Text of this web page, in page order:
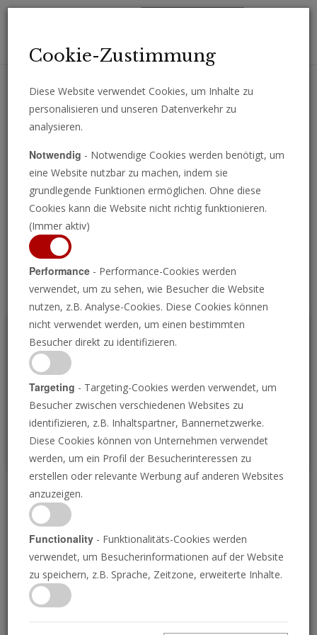
Erhalten Sie wichtige Analysen, Kommentare und Nachrichten
Programm ansehen
P
Nachrichtenüberblick 24.
Mai 2024
24.05.2024 • 3 Minuten
Die Posaune liefert die Nachrichten von
morgen, heute! Verstehen Sie Ihre Welt. Die
Cookie-Zustimmung
Diese Website verwendet Cookies, um Inhalte zu
personalisieren und unseren Datenverkehr zu
analysieren.
Notwendig - Notwendige Cookies werden benötigt, um
eine Website nutzbar zu machen, indem sie
grundlegende Funktionen ermöglichen. Ohne diese
Cookies kann die Website nicht richtig funktionieren.
(Immer aktiv)
Performance - Performance-Cookies werden
verwendet, um zu sehen, wie Besucher die Website
nutzen, z.B. Analyse-Cookies. Diese Cookies können
nicht verwendet werden, um einen bestimmten
Besucher direkt zu identifizieren.
Targeting - Targeting-Cookies werden verwendet, um
Besucher zwischen verschiedenen Websites zu
identifizieren, z.B. Inhaltspartner, Bannernetzwerke.
Diese Cookies können von Unternehmen verwendet
werden, um ein Profil der Besucherinteressen zu
erstellen oder relevante Werbung auf anderen Websites
anzuzeigen.
Functionality - Funktionalitäts-Cookies werden
verwendet, um Besucherinformationen auf der Website
zu speichern, z.B. Sprache, Zeitzone, erweiterte Inhalte.